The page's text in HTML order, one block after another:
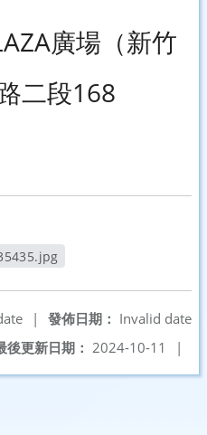
廣場（新竹
二段168
發佈日期： Invalid date
|
後更新日期： 2024-10-11 |